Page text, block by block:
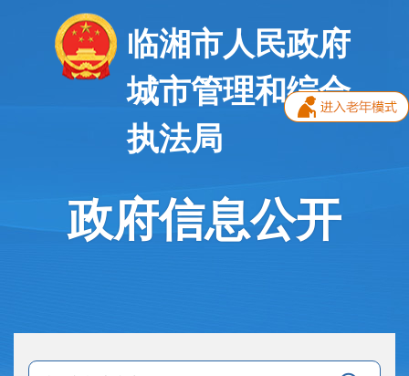
临湘市人民政府
城市管理和综合
执法局
政府信息公开